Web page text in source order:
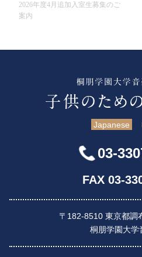
2026年度4月追加入室生募集のご
案内
Japanese
03-
FAX 03-
〒182-8510 東京都調
桐朋学園大学